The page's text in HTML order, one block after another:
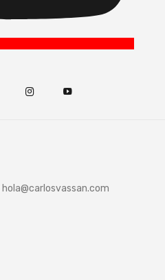
hola@carlosvassan.com